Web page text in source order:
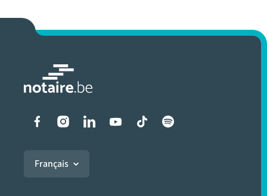
Liens vers les réseaux
Français